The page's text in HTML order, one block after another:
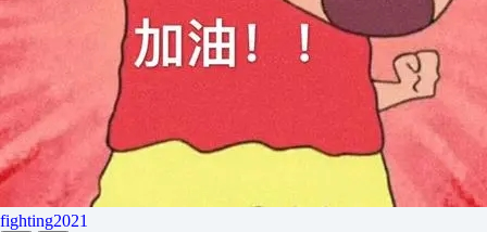
fighting2021